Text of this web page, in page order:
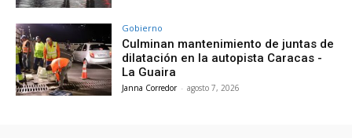
Gobierno
Culminan mantenimiento de juntas de
dilatación en la autopista Caracas -
La Guaira
Janna Corredor - agosto 7, 2026